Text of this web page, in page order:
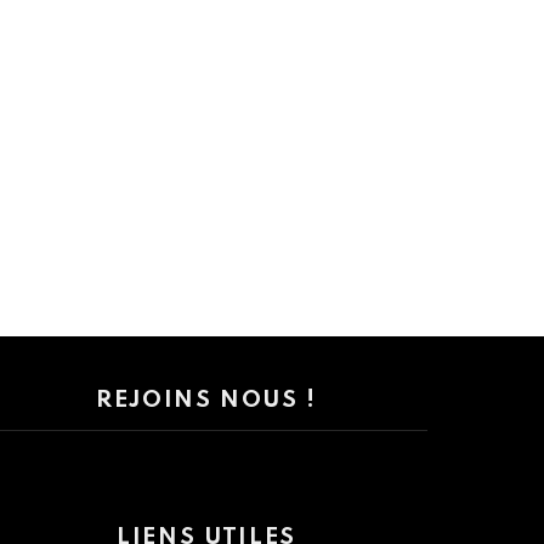
REJOINS NOUS !
LIENS UTILES